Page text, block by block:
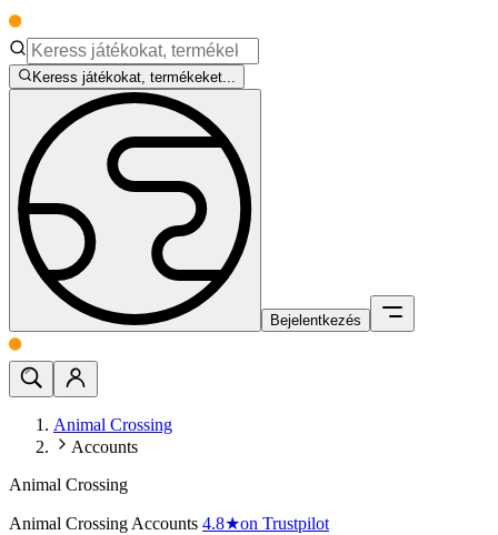
Keress játékokat, termékeket...
Bejelentkezés
Animal Crossing
Accounts
Animal Crossing
Animal Crossing Accounts 4.8★on Trustpilot